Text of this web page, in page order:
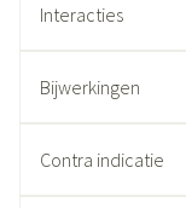
Interacties
Bijwerkingen
Contra indicatie